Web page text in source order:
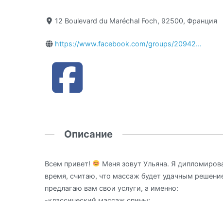
12 Boulevard du Maréchal Foch, 92500, Франция
https://www.facebook.com/groups/20942...
Описание
Всем привет!
Меня зовут Ульяна. Я
время, считаю, что массаж будет удачным
предлагаю вам свои услуги, а именно: